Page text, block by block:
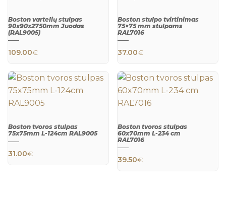
Boston vartelių stulpas
90x90x2750mm Juodas
(RAL9005)
109.00€
Boston stulpo tvirtinimas
75×75 mm stulpams
RAL7016
37.00€
Boston tvoros stulpas
75x75mm L-124cm RAL9005
31.00€
Boston tvoros stulpas
60x70mm L-234 cm
RAL7016
39.50€